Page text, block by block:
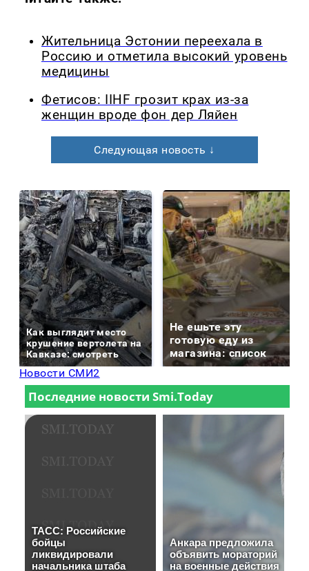
Жительница Эстонии переехала в
Россию и отметила высокий уровень
медицины
Фетисов: IIHF грозит крах из-за
женщин вроде фон дер Ляйен
Следующая новость ↓
Как выглядит место
крушение вертолета на
Кавказе: смотреть
Не ешьте эту
готовую еду из
магазина: список
Новости СМИ2